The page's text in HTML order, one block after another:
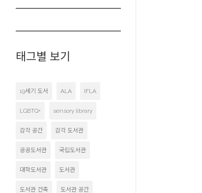
태그별 보기
19세기 도서 ALA IFLA
LGBTQ+ sensory library
감각 공간 감각 도서관
공공도서관 국립도서관
대학도서관 도서관
도서관 건축 도서관 공간